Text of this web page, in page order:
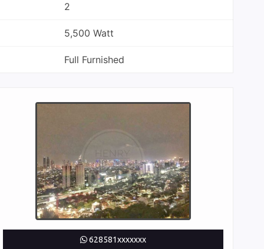
2
5,500 Watt
Full Furnished
628581xxxxxxx